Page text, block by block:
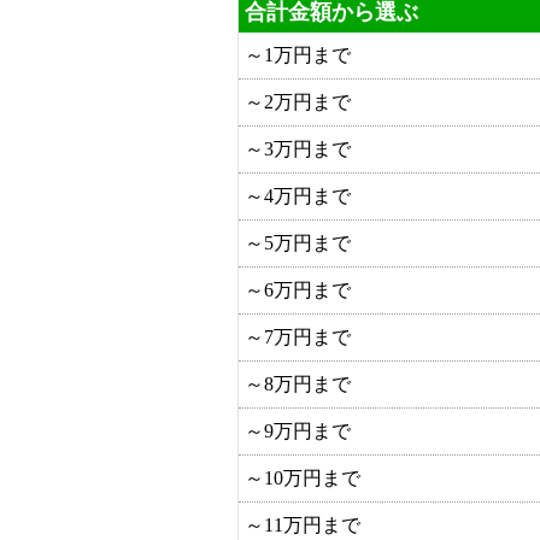
合計金額から選ぶ
～1万円まで
～2万円まで
～3万円まで
～4万円まで
～5万円まで
～6万円まで
～7万円まで
～8万円まで
～9万円まで
～10万円まで
～11万円まで